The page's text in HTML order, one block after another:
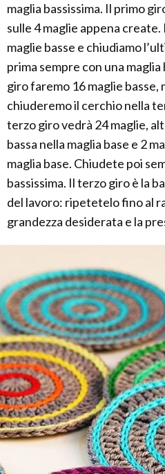
maglia bassissima. Il primo
sulle 4 maglie appena
maglie basse e chiudiamo
prima sempre con una
giro faremo 16 maglie basse,
chiuderemo il cerchio nella
terzo giro vedrà 24 maglie,
bassa nella maglia base e 2
maglia base. Chiudete poi
bassissima. Il terzo giro è la
del lavoro: ripetetelo fino al
grandezza desiderata e la